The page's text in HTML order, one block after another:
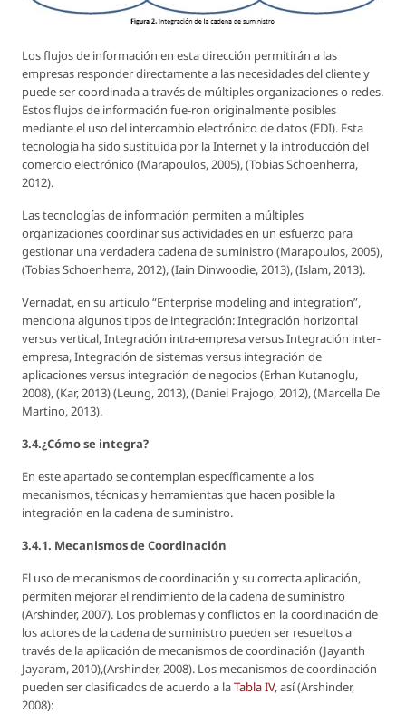
Los flujos de información en esta dirección permitirán a las
empresas responder directamente a las necesidades del cliente y
puede ser coordinada a través de múltiples organizaciones o redes.
Estos flujos de información fue-ron originalmente posibles
mediante el uso del intercambio electrónico de datos (EDI). Esta
tecnología ha sido sustituida por la Internet y la introducción del
comercio electrónico (Marapoulos, 2005), (Tobias Schoenherra,
2012).
Las tecnologías de información permiten a múltiples
organizaciones coordinar sus actividades en un esfuerzo para
gestionar una verdadera cadena de suministro (Marapoulos, 2005),
(Tobias Schoenherra, 2012), (Iain Dinwoodie, 2013), (Islam, 2013).
Vernadat, en su articulo “Enterprise modeling and integration”,
menciona algunos tipos de integración: Integración horizontal
versus vertical, Integración intra-empresa versus Integración inter-
empresa, Integración de sistemas versus integración de
aplicaciones versus integración de negocios (Erhan Kutanoglu,
2008), (Kar, 2013) (Leung, 2013), (Daniel Prajogo, 2012), (Marcella De
Martino, 2013).
3.4.¿Cómo se integra?
En este apartado se contemplan específicamente a los
mecanismos, técnicas y herramientas que hacen posible la
integración en la cadena de suministro.
3.4.1. Mecanismos de Coordinación
El uso de mecanismos de coordinación y su correcta aplicación,
permiten mejorar el rendimiento de la cadena de suministro
(Arshinder, 2007). Los problemas y conflictos en la coordinación de
los actores de la cadena de suministro pueden ser resueltos a
través de la aplicación de mecanismos de coordinación (Jayanth
Jayaram, 2010),(Arshinder, 2008). Los mecanismos de coordinación
pueden ser clasificados de acuerdo a laTabla IV, así (Arshinder,
2008):